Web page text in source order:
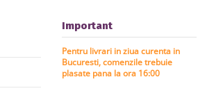
Important
Pentru livrari in ziua curenta in
Bucuresti, comenzile trebuie
plasate pana la ora 16:00